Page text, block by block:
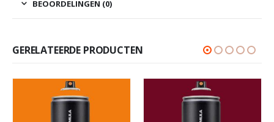
BEOORDELINGEN (0)
GERELATEERDE PRODUCTEN